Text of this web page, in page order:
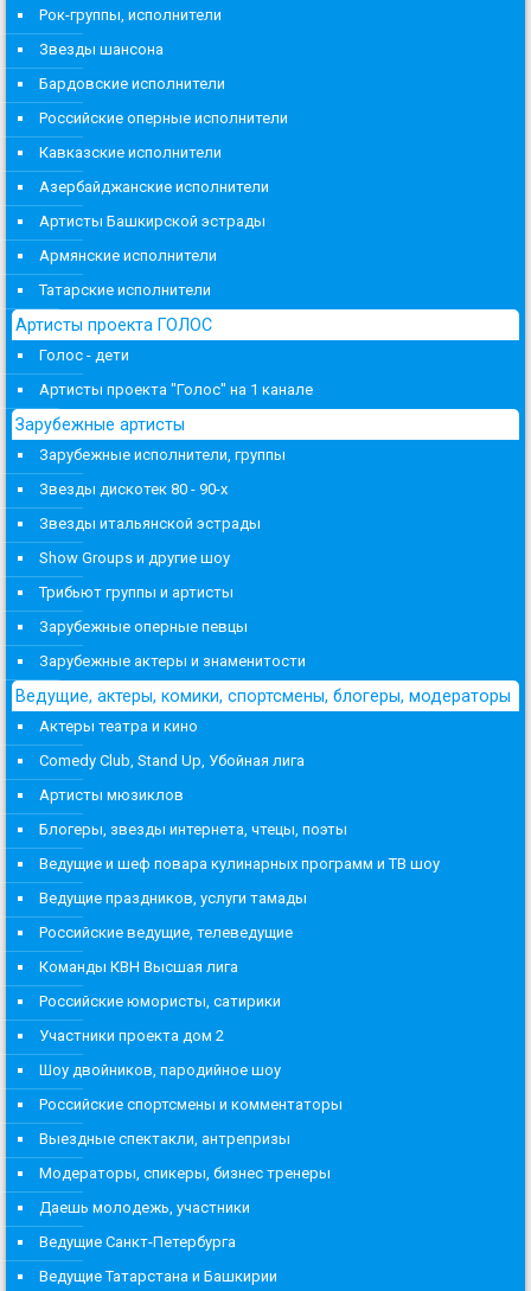
Рок-группы, исполнители
Звезды шансона
Бардовские исполнители
Российские оперные исполнители
Кавказские исполнители
Азербайджанские исполнители
Артисты Башкирской эстрады
Армянские исполнители
Татарские исполнители
Артисты проекта ГОЛОС
Голос - дети
Артисты проекта "Голос" на 1 канале
Зарубежные артисты
Зарубежные исполнители, группы
Звезды дискотек 80 - 90-х
Звезды итальянской эстрады
Show Groups и другие шоу
Трибьют группы и артисты
Зарубежные оперные певцы
Зарубежные актеры и знаменитости
Ведущие, актеры, комики, спортсмены, блогеры, модераторы
Актеры театра и кино
Comedy Club, Stand Up, Убойная лига
Артисты мюзиклов
Блогеры, звезды интернета, чтецы, поэты
Ведущие и шеф повара кулинарных программ и ТВ шоу
Ведущие праздников, услуги тамады
Российские ведущие, телеведущие
Команды КВН Высшая лига
Российские юмористы, сатирики
Участники проекта дом 2
Шоу двойников, пародийное шоу
Российские спортсмены и комментаторы
Выездные спектакли, антрепризы
Модераторы, спикеры, бизнес тренеры
Даешь молодежь, участники
Ведущие Санкт-Петербурга
Ведущие Татарстана и Башкирии